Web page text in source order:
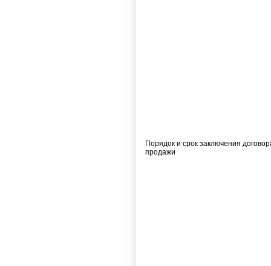
Порядок и срок заключения
продажи